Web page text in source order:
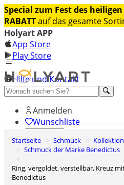
Special zum Fest des
RABATTauf das gesamte
Holyart APP
App Store
Play Store
Hilfe und Kontakt
Entdecken Sie Premium
Anmelden
Wunschliste
0
Warenkorb
Startseite Schmuck
Schmuck der Marke Benedictus
Ring, vergoldet, verstellbar, Kreuz mit schwarzen Zirkonia, 925er Silber,
Benedictus